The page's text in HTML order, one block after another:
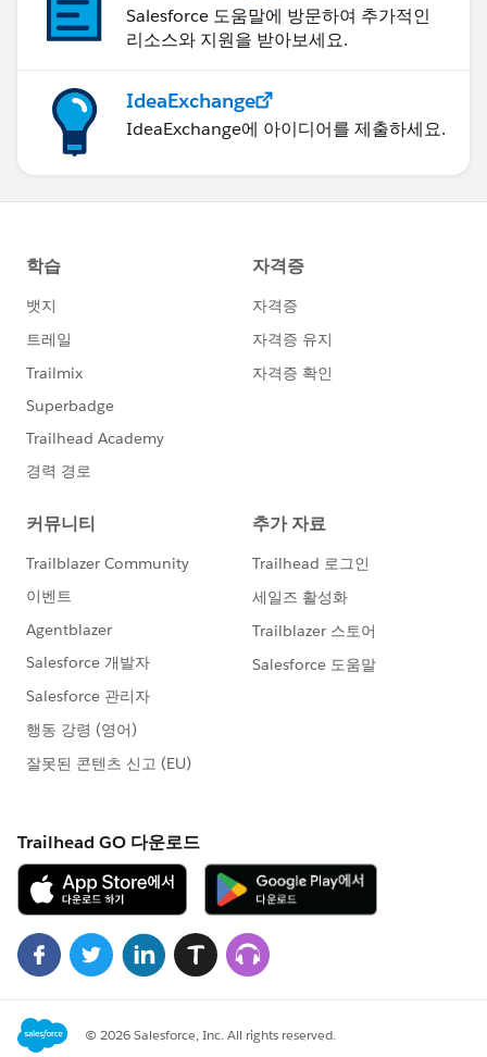
Salesforce 도움말에 방문하여 추가적인
리소스와 지원을 받아보세요.
IdeaExchange
IdeaExchange에 아이디어를 제출하세요.